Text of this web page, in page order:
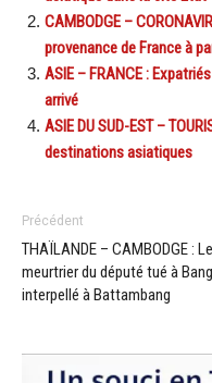
CAMBODGE –
provenance de France à
ASIE – FRANCE :
arrivé
ASIE DU SUD-EST –
destinations asiatiques
Précédent
THAÏLANDE – CAMBODGE : Le
meurtrier du député tué à
interpellé à Battambang